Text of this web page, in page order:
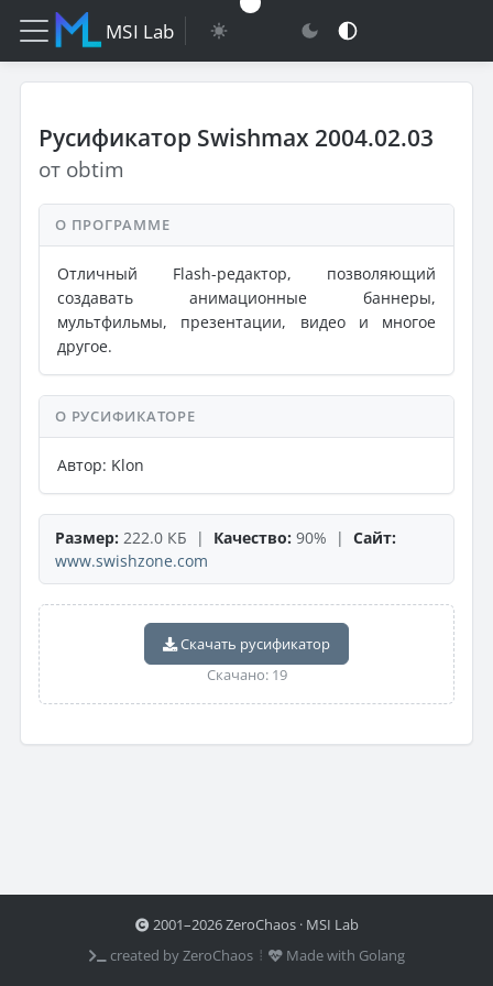
MSI Lab
Русификатор Swishmax 2004.02.03
от obtim
О ПРОГРАММЕ
Отличный Flash-редактор, позволяющий
создавать анимационные баннеры,
мультфильмы, презентации, видео и многое
другое.
О РУСИФИКАТОРЕ
Автор: Klon
Размер: 222.0 КБ | Качество: 90% | Сайт:
www.swishzone.com
Скачать русификатор
Скачано: 19
2001–2026 ZeroChaos · MSI Lab
created by ZeroChaos ⦙
Made with Golang